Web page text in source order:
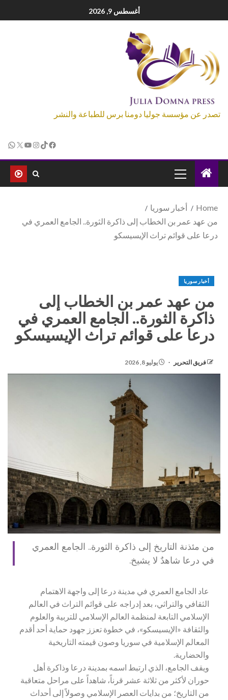
أغسطس 9, 2026
تصدر عن مؤسسة جوليا دومنا برس للطباعة والنشر
Home
أخبار سوريا
من عهد عمر بن الخطاب إلى ذاكرة الثورة.. الجامع العمري في
درعا على قوائم تراث الإيسيسكو
أخبار سوريا
من عهد عمر بن الخطاب إلى
ذاكرة الثورة.. الجامع العمري في
درعا على قوائم تراث الإيسيسكو
فريق التحرير يوليو 8, 2026
من مئذنة التاريخ إلى ذاكرة الثورة.. الجامع العمري
في درعا شاهدٌ لا يشيخ.
عاد الجامع العمري في مدينة درعا إلى واجهة الاهتمام
الثقافي والتراثي، بعد إدراجه على قوائم التراث في العالم
الإسلامي التابعة لمنظمة العالم الإسلامي للتربية والعلوم
والثقافة «الإيسيسكو»، في خطوة تعزز جهود حماية أحد أقدم
المعالم الإسلامية في سوريا وصون قيمته التاريخية
والحضارية.
ويقف الجامع، الذي ارتبط اسمه بمدينة درعا وذاكرة أهل
حوران لأكثر من ثلاثة عشر قرناً، شاهداً على مراحل متعاقبة
من التاريخ؛ من بدايات العصر الإسلامي وصولاً إلى أحداث